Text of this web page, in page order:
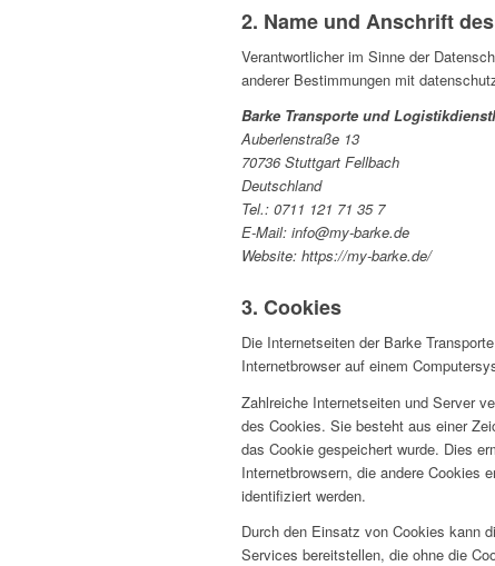
2. Name und Anschrift
Verantwortlicher im Sinne der
anderer Bestimmungen mit
Barke Transporte und
Auberlenstraße 13
70736 Stuttgart Fellbach
Deutschland
Tel.: 0711 121 71 35 7
E-Mail: info@my-barke.de
Website: https://my-barke.de/
3. Cookies
Die Internetseiten der Barke
Internetbrowser auf einem
Zahlreiche Internetseiten und Server
des Cookies. Sie besteht aus einer
das Cookie gespeichert wurde. Dies
Internetbrowsern, die andere Cookies
identifiziert werden.
Durch den Einsatz von Cookies kann
Services bereitstellen, die ohne die